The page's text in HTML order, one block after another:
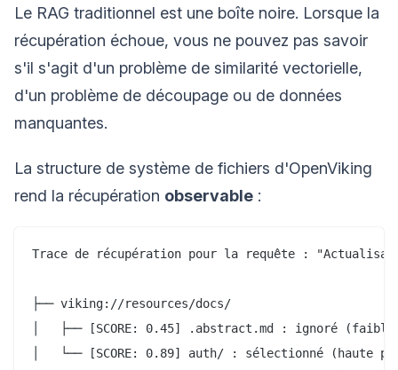
Le RAG traditionnel est une boîte noire. Lorsque la
récupération échoue, vous ne pouvez pas savoir
s'il s'agit d'un problème de similarité vectorielle,
d'un problème de découpage ou de données
manquantes.
La structure de système de fichiers d'OpenViking
rend la récupération observable :
Trace de récupération pour la requête :
├── viking://resources/docs/
│   ├── [SCORE: 0.45] .abstract.md : ignoré
│   └── [SCORE: 0.89] auth/ : sélectionné (haute